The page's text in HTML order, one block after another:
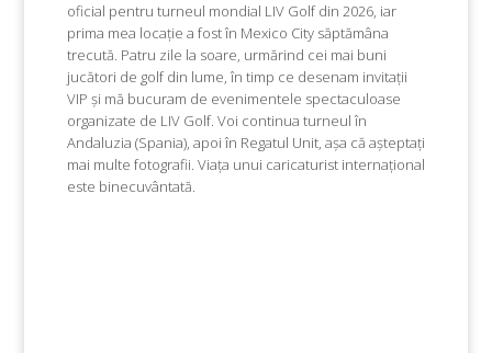
oficial pentru turneul mondial LIV Golf din 2026, iar
prima mea locație a fost în Mexico City săptămâna
trecută. Patru zile la soare, urmărind cei mai buni
jucători de golf din lume, în timp ce desenam invitații
VIP și mă bucuram de evenimentele spectaculoase
organizate de LIV Golf. Voi continua turneul în
Andaluzia (Spania), apoi în Regatul Unit, așa că așteptați
mai multe fotografii. Viața unui caricaturist internațional
este binecuvântată.